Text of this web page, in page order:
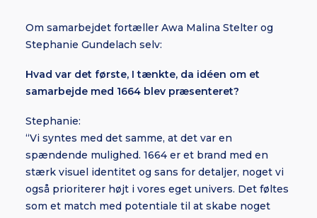
Om samarbejdet fortæller Awa Malina Stelter og
Stephanie Gundelach selv:
Hvad var det første, I tænkte, da idéen om et
samarbejde med 1664 blev præsenteret?
Stephanie:
“Vi syntes med det samme, at det var en
spændende mulighed. 1664 er et brand med en
stærk visuel identitet og sans for detaljer, noget vi
også prioriterer højt i vores eget univers. Det føltes
som et match med potentiale til at skabe noget